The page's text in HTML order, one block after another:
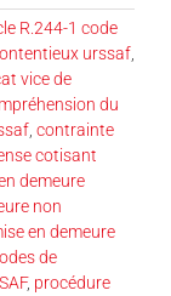
R.244-1 code
urssaf
vice de
du
contrainte
cotisant
demeure
non
en demeure
de
, procédure